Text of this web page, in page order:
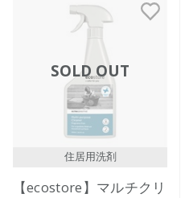
SOLD OUT
住居用洗剤
【ecostore】マルチクリ